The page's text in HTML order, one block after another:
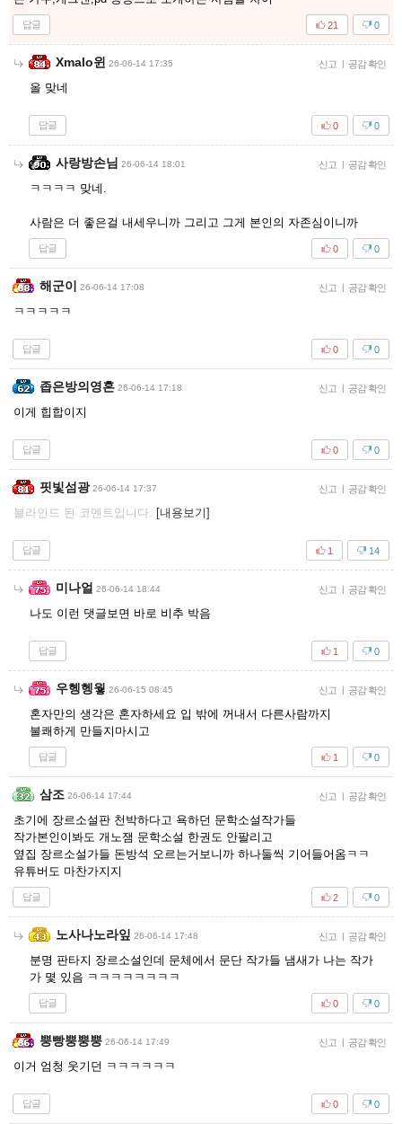
답글 0
21
Xmalo윈 26-06-14 17:35 신고 | 공감 확인
올 맞네
답글 0
0
사랑방손님 26-06-14 18:01 신고 | 공감 확인
ㅋㅋㅋㅋ 맞네.
사람은 더 좋은걸 내세우니까 그리고 그게 본인의 자존심이니까
답글 0
0
해군이 26-06-14 17:08 신고 | 공감 확인
ㅋㅋㅋㅋㅋ
답글 0
0
좁은방의영혼 26-06-14 17:18 신고 | 공감 확인
이게 힙합이지
답글 0
0
핏빛섬광 26-06-14 17:37 신고 | 공감 확인
블라인드 된 코멘트입니다. [내용보기]
답글 14
1
미나얼 26-06-14 18:44 신고 | 공감 확인
나도 이런 댓글보면 바로 비추 박음
답글 0
1
우헹헹웧 26-06-15 08:45 신고 | 공감 확인
혼자만의 생각은 혼자하세요 입 밖에 꺼내서 다른사람까지
불쾌하게 만들지마시고
답글 0
1
삼조 26-06-14 17:44 신고 | 공감 확인
초기에 장르소설판 천박하다고 욕하던 문학소설작가들
작가본인이봐도 개노잼 문학소설 한권도 안팔리고
옆집 장르소설가들 돈방석 오르는거보니까 하나둘씩 기어들어옴ㅋㅋ
유튜버도 마찬가지지
답글 0
2
노사나노라잎 26-06-14 17:48 신고 | 공감 확인
분명 판타지 장르소설인데 문체에서 문단 작가들 냄새가 나는 작가
가 몇 있음 ㅋㅋㅋㅋㅋㅋㅋㅋ
답글 0
0
뿡빵뿡뿡뿡 26-06-14 17:49 신고 | 공감 확인
이거 엄청 웃기던 ㅋㅋㅋㅋㅋㅋ
답글 0
0